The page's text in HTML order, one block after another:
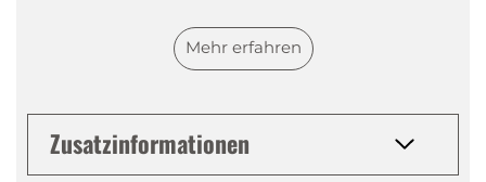
Heissgetränk. Der Stroh Original Jagertee ist ein
Konzentrat, das entweder zum Mischen mit 3 Teilen
genossen werden kann.
Mehr erfahren
Zusatzinformationen